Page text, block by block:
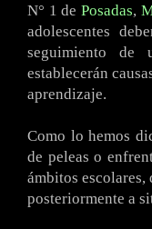
N° 1 dePosadas,
adolescentes
seguimiento de
establecerán
aprendizaje.
Como lo hemos
de peleas o
ámbitos
posteriormente a